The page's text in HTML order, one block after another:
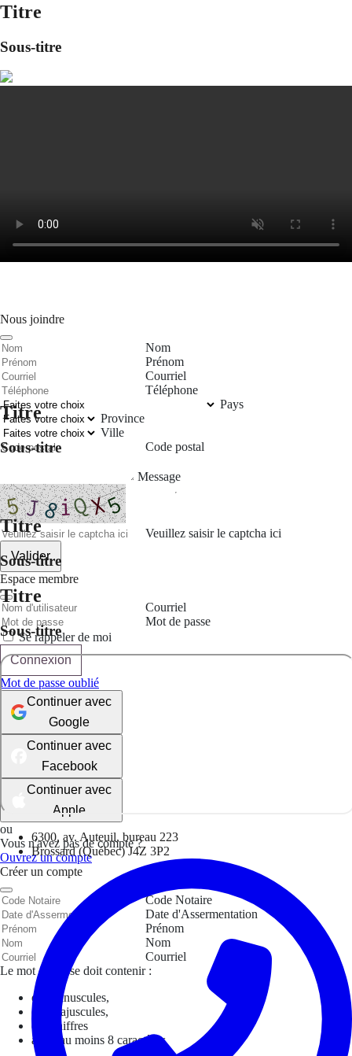
Titre
Sous-titre
Titre
Sous-titre
Titre
Sous-titre
Titre
Sous-titre
6300, av. Auteuil, bureau 223
Brossard (Québec) J4Z 3P2
Nous joindre
Nom
Prénom
Courriel
Téléphone
Pays
Province
Ville
Code postal
Message
Veuillez saisir le captcha ici
Valider
Espace membre
Courriel
Mot de passe
Se rappeler de moi
Connexion
Mot de passe oublié
Continuer avec
Google
Continuer avec
Facebook
Continuer avec
Apple
ou
Vous n'avez pas de compte ?
Ouvrez un compte
Créer un compte
Code Notaire
Date d'Assermentation
Prénom
Nom
Courriel
Le mot de passe doit contenir :
des minuscules,
des majuscules,
des chiffres
avoir au moins 8 caractères